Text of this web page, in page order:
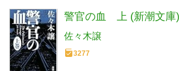
警官の血 上 (新潮文庫)
佐々木譲
3277